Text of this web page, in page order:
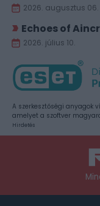
2026. augusztus 06.
Echoes of
2026. július 10.
A szerkesztőségi anyagok
amelyet a szoftver
Hirdetés